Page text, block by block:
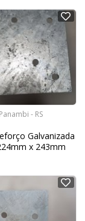
- RS
Galvanizada
x 243mm